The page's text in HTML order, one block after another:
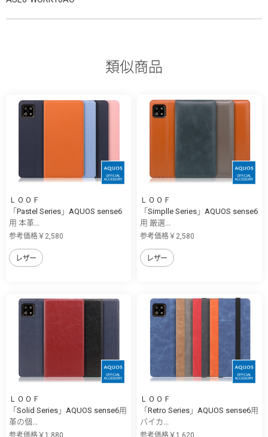
類似商品
ＬＯＯＦ
「Pastel Series」AQUOS sense6
用 本革...
参考価格￥2,580
レザー
ＬＯＯＦ
「Simplle Series」AQUOS sense6
用 厳選...
参考価格￥2,580
レザー
ＬＯＯＦ
「Solid Series」AQUOS sense6用
革の個...
ＬＯＯＦ
「Retro Series」AQUOS sense6用
バイカ...